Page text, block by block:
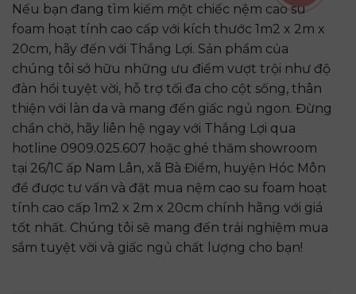
Nếu bạn đang tìm kiếm một chiếc nệm cao su
foam hoạt tính cao cấp với kích thước 1m2 x 2m x
20cm, hãy đến với Thắng Lợi. Sản phẩm của
chúng tôi sở hữu những ưu điểm vượt trội như độ
đàn hồi tuyệt vời, hỗ trợ tối đa cho cột sống, thân
thiện với làn da và mang đến giấc ngủ ngon. Đừng
chần chờ, hãy liên hệ ngay với Thắng Lợi qua
hotline 0909.025.607 hoặc ghé thăm showroom
tại 26/1C ấp Nam Lân, xã Bà Điểm, huyện Hóc Môn
để được tư vấn và đặt mua nệm cao su foam hoạt
tính cao cấp 1m2 x 2m x 20cm chính hãng với giá
tốt nhất. Chúng tôi sẽ mang đến trải nghiệm mua
sắm tuyệt vời và giấc ngủ chất lượng cho bạn!